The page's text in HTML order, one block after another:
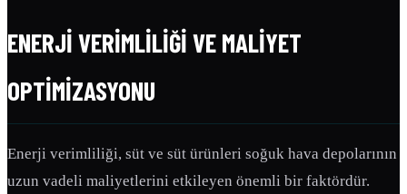
ENERJI VERIMLILIĞI VE MALIYET
OPTIMIZASYONU
Enerji verimliliği, süt ve süt ürünleri soğuk hava depolarının
uzun vadeli maliyetlerini etkileyen önemli bir faktördür.